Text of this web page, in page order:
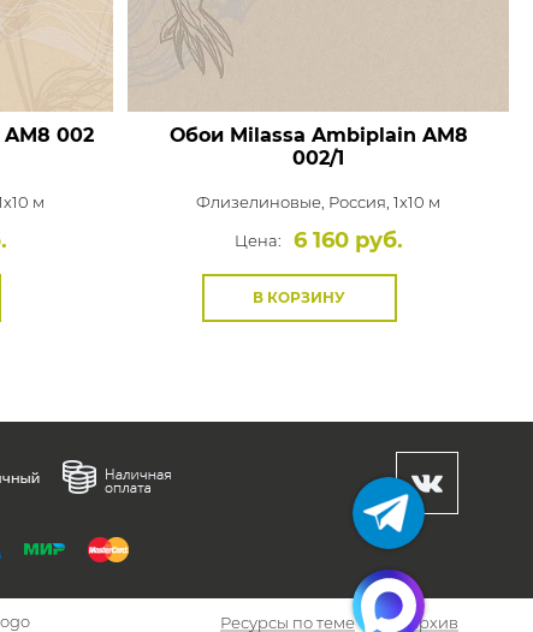
AM8 002
м
Обои Milassa Ambiplain AM8
002/1
Флизелиновые, Россия, 1x10 м
Цена:
6 160 руб.
В КОРЗИНУ
Ресурсы по теме Архив